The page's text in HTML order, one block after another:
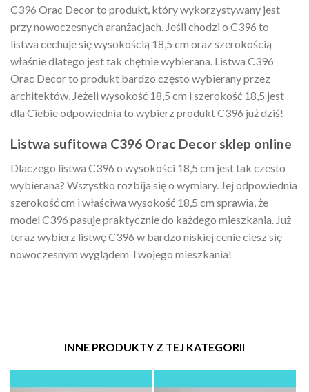
C396 Orac Decor to produkt, który wykorzystywany jest
przy nowoczesnych aranżacjach. Jeśli chodzi o C396 to
listwa cechuje się wysokością 18,5 cm oraz szerokością
właśnie dlatego jest tak chętnie wybierana. Listwa C396
Orac Decor to produkt bardzo często wybierany przez
architektów. Jeżeli wysokość 18,5 cm i szerokość 18,5 jest
dla Ciebie odpowiednia to wybierz produkt C396 już dziś!
Listwa sufitowa C396 Orac Decor sklep online
Dlaczego listwa C396 o wysokości 18,5 cm jest tak czesto
wybierana? Wszystko rozbija się o wymiary. Jej odpowiednia
szerokość cm i właściwa wysokość 18,5 cm sprawia, że
model C396 pasuje praktycznie do każdego mieszkania. Już
teraz wybierz listwę C396 w bardzo niskiej cenie ciesz się
nowoczesnym wyglądem Twojego mieszkania!
INNE PRODUKTY Z TEJ KATEGORII